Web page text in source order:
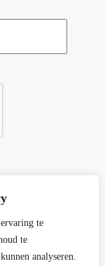
te
te
analyseren.